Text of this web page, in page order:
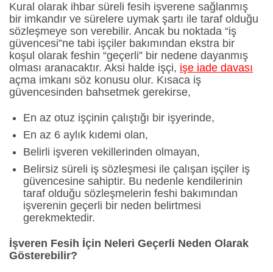
Kural olarak ihbar süreli fesih işverene sağlanmış
bir imkandır ve sürelere uymak şartı ile taraf olduğu
sözleşmeye son verebilir. Ancak bu noktada “iş
güvencesi”ne tabi işçiler bakımından ekstra bir
koşul olarak feshin “geçerli” bir nedene dayanmış
olması aranacaktır. Aksi halde işçi, işe iade davası
açma imkanı söz konusu olur. Kısaca iş
güvencesinden bahsetmek gerekirse,
En az otuz işçinin çalıştığı bir işyerinde,
En az 6 aylık kıdemi olan,
Belirli işveren vekillerinden olmayan,
Belirsiz süreli iş sözleşmesi ile çalışan işçiler iş
güvencesine sahiptir. Bu nedenle kendilerinin
taraf olduğu sözleşmelerin feshi bakımından
işverenin geçerli bir neden belirtmesi
gerekmektedir.
İşveren Fesih İçin Neleri Geçerli Neden Olarak
Gösterebilir?